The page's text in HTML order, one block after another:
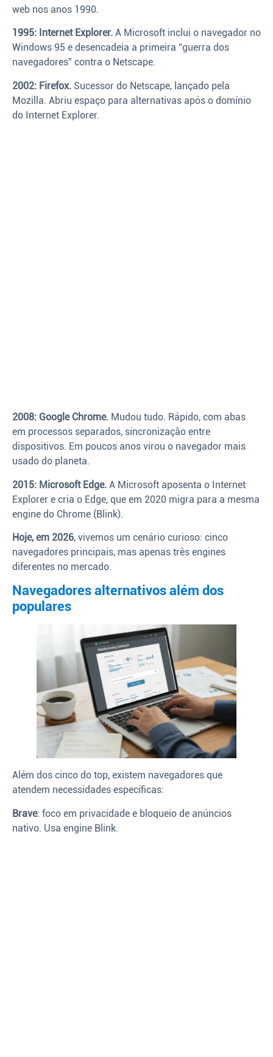
web nos anos 1990.
1995: Internet Explorer. A Microsoft inclui o navegador no
Windows 95 e desencadeia a primeira “guerra dos
navegadores” contra o Netscape.
2002: Firefox. Sucessor do Netscape, lançado pela
Mozilla. Abriu espaço para alternativas após o domínio
do Internet Explorer.
2008: Google Chrome. Mudou tudo. Rápido, com abas
em processos separados, sincronização entre
dispositivos. Em poucos anos virou o navegador mais
usado do planeta.
2015: Microsoft Edge. A Microsoft aposenta o Internet
Explorer e cria o Edge, que em 2020 migra para a mesma
engine do Chrome (Blink).
Hoje, em 2026, vivemos um cenário curioso: cinco
navegadores principais, mas apenas três engines
diferentes no mercado.
Navegadores alternativos além dos
populares
Além dos cinco do top, existem navegadores que
atendem necessidades específicas:
Brave: foco em privacidade e bloqueio de anúncios
nativo. Usa engine Blink.